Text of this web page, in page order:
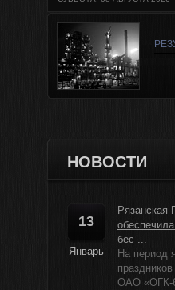
НОВОСТИ
13
Январь
Рязанская
бес ...
На период
ОАО «ОГК-